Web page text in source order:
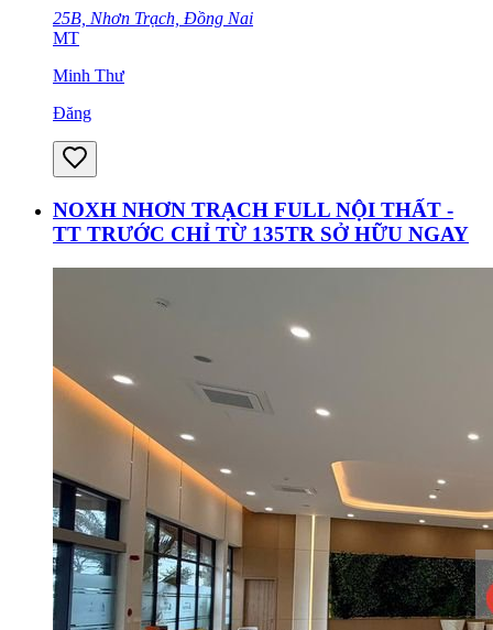
25B, Nhơn Trạch, Đồng Nai
MT
Minh Thư
Đăng
NOXH NHƠN TRẠCH FULL NỘI THẤT -
TT TRƯỚC CHỈ TỪ 135TR SỞ HỮU NGAY